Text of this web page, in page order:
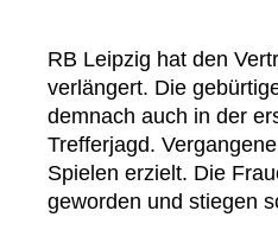
RB Leipzig hat den
verlängert. Die
demnach auch in der
Trefferjagd.
Spielen erzielt. Die
geworden und stiegen